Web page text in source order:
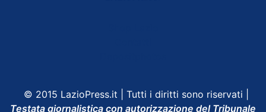
© 2015 LazioPress.it | Tutti i diritti sono riservati |
Testata giornalistica con autorizzazione del Tribunale